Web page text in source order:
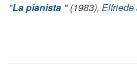
"La pianista " (1983), Elfriede